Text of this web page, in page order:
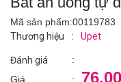
Mã sản phẩm:00119783
Thương hiệu
: Upet
Đánh giá
:
Giá
: